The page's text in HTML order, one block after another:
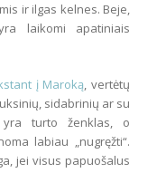
ir ilgas kelnes. Beje,
laikomi apatiniais
į Maroką, vertėtų
sidabrinių ar su
yra turto ženklas, o
labiau „nugręžti“.
jei visus papuošalus